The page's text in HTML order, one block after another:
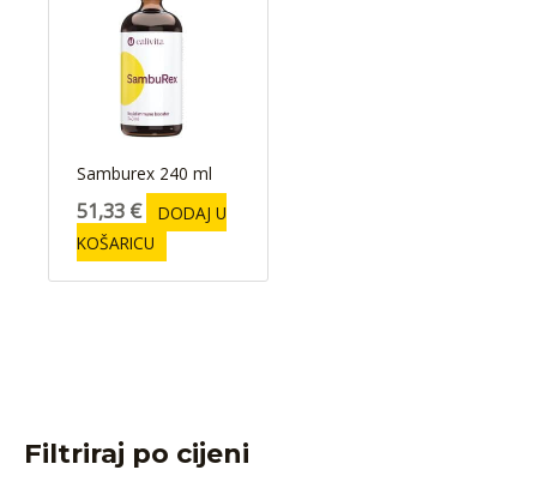
Filtriraj po cijeni
Samburex 240 ml
51,33 €
DODAJ U
KOŠARICU